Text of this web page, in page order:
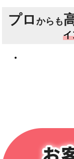
プロ からも
イ